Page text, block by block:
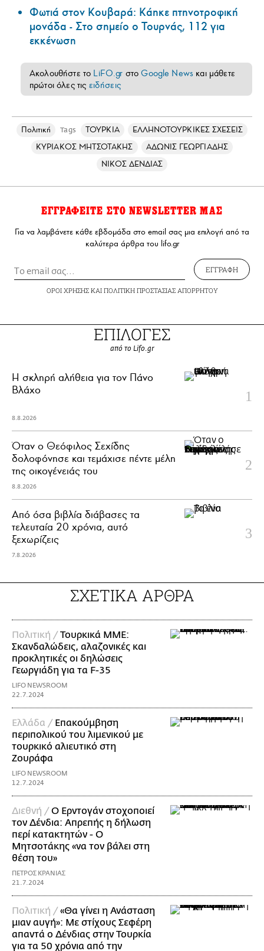
Φωτιά στον Κουβαρά: Κάηκε πτηνοτροφική
μονάδα - Στο σημείο ο Τουρνάς, 112 για
εκκένωση
Ακολουθήστε το LiFO.gr στοGoogle News και μάθετε
πρώτοι όλες τις ειδήσεις
Πολιτική Tags ΤΟΥΡΚΙΑ
ΕΛΛΗΝΟΤΟΥΡΚΙΚΕΣ ΣΧΕΣΕΙΣ
ΚΥΡΙΑΚΟΣ ΜΗΤΣΟΤΑΚΗΣ
ΑΔΩΝΙΣ ΓΕΩΡΓΙΑΔΗΣ
ΝΙΚΟΣ ΔΕΝΔΙΑΣ
ΕΓΓΡΑΦΕΙΤΕ ΣΤΟ NEWSLETTER ΜΑΣ
Για να λαμβάνετε κάθε εβδομάδα στο email σας μια επιλογή από τα
καλύτερα άρθρα του lifo.gr
ΕΓΓΡΑΦΗ
ΟΡΟΙ ΧΡΗΣΗΣΚΑΙ ΠΟΛΙΤΙΚΗ ΠΡΟΣΤΑΣΙΑΣ ΑΠΟΡΡΗΤΟΥ
ΕΠΙΛΟΓΕΣ
από το Lifo.gr
H σκληρή αλήθεια για τον Πάνο
Βλάχο
8.8.2026
Όταν ο Θεόφιλος Σεχίδης
δολοφόνησε και τεμάχισε πέντε μέλη
της οικογένειάς του
8.8.2026
Από όσα βιβλία διάβασες τα
τελευταία 20 χρόνια, αυτό
ξεχωρίζεις
7.8.2026
ΣΧΕΤΙΚΑ ΑΡΘΡΑ
Πολιτική /Τουρκικά ΜΜΕ:
Σκανδαλώδεις, αλαζονικές και
προκλητικές οι δηλώσεις
Γεωργιάδη για τα F-35
LIFO NEWSROOM
22.7.2024
Ελλάδα / Επακούμβηση
περιπολικού του λιμενικού με
τουρκικό αλιευτικό στη
Ζουράφα
LIFO NEWSROOM
12.7.2024
Διεθνή /Ο Ερντογάν στοχοποιεί
τον Δένδια: Απρεπής η δήλωση
περί κατακτητών - Ο
Μητσοτάκης «να τον βάλει στη
θέση του»
ΠΕΤΡΟΣ ΚΡΑΝΙΑΣ
21.7.2024
Πολιτική /«Θα γίνει η Ανάσταση
μιαν αυγή»: Με στίχους Σεφέρη
απαντά ο Δένδιας στην Τουρκία
για τα 50 χρόνια από την